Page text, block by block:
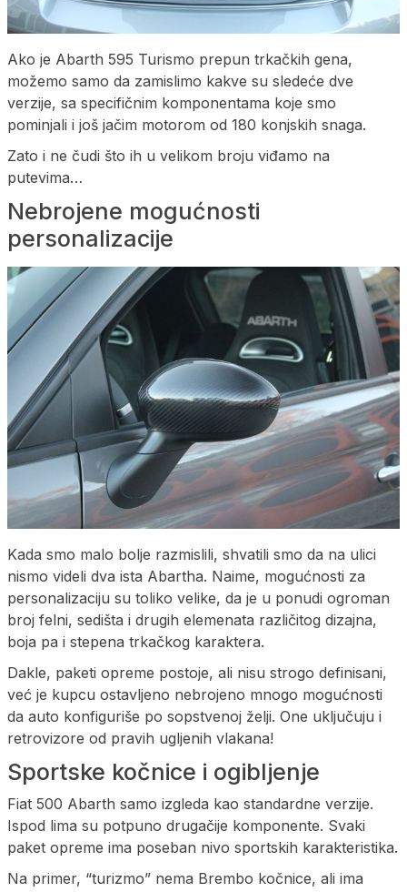
Ako je Abarth 595 Turismo prepun trkačkih gena,
možemo samo da zamislimo kakve su sledeće dve
verzije, sa specifičnim komponentama koje smo
pominjali i još jačim motorom od 180 konjskih snaga.
Zato i ne čudi što ih u velikom broju viđamo na
putevima…
Nebrojene mogućnosti
personalizacije
Kada smo malo bolje razmislili, shvatili smo da na ulici
nismo videli dva ista Abartha. Naime, mogućnosti za
personalizaciju su toliko velike, da je u ponudi ogroman
broj felni, sedišta i drugih elemenata različitog dizajna,
boja pa i stepena trkačkog karaktera.
Dakle, paketi opreme postoje, ali nisu strogo definisani,
već je kupcu ostavljeno nebrojeno mnogo mogućnosti
da auto konfiguriše po sopstvenoj želji. One uključuju i
retrovizore od pravih ugljenih vlakana!
Sportske kočnice i ogibljenje
Fiat 500 Abarth samo izgleda kao standardne verzije.
Ispod lima su potpuno drugačije komponente. Svaki
paket opreme ima poseban nivo sportskih karakteristika.
Na primer, “turizmo” nema Brembo kočnice, ali ima